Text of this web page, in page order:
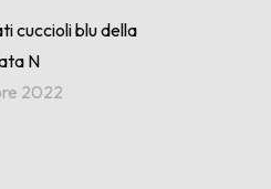
cuccioli blu della
N
2022